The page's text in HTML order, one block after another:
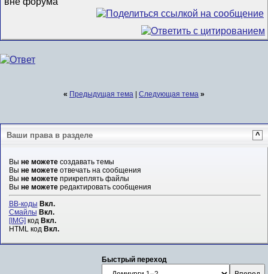
« Предыдущая тема | Следующая тема »
Ваши права в разделе ^
Вы не можетесоздавать темы
Вы не можетеотвечать на сообщения
Вы не можетеприкреплять файлы
Вы не можетередактировать сообщения
BB-коды Вкл.
Смайлы Вкл.
[IMG]код Вкл.
HTML код Вкл.
Быстрый переход